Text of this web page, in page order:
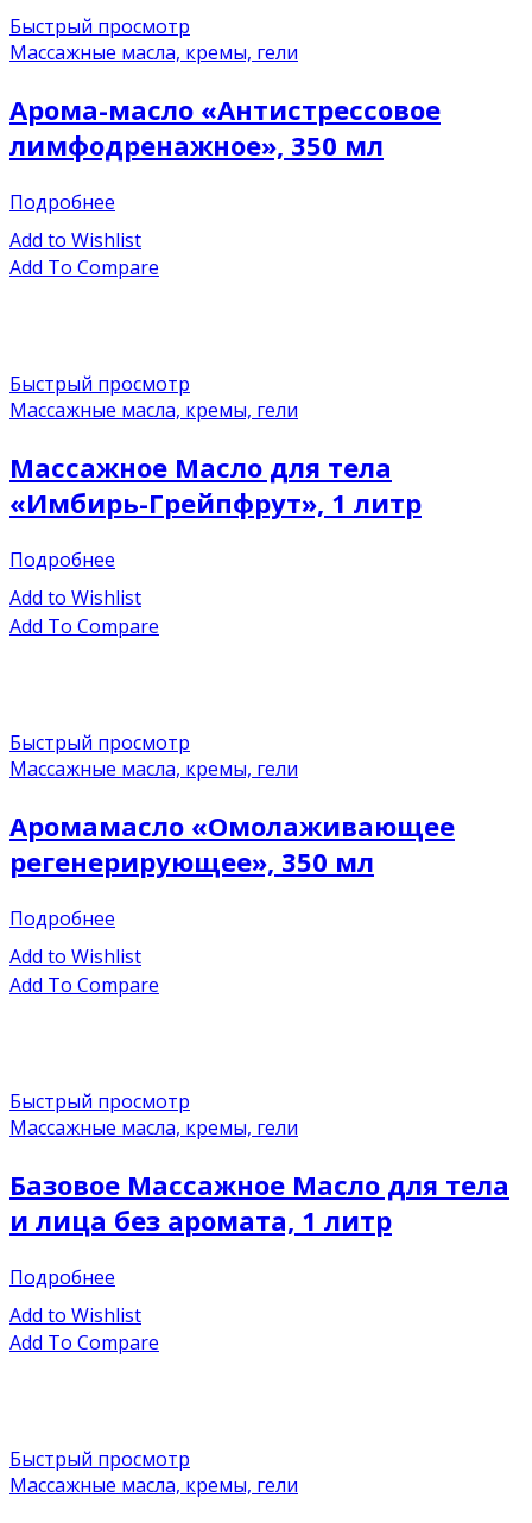
Быстрый просмотр
Массажные масла, кремы, гели
Арома-масло «Антистрессовое
лимфодренажное», 350 мл
Подробнее
Add to Wishlist
Add To Compare
Быстрый просмотр
Массажные масла, кремы, гели
Массажное Масло для тела
«Имбирь-Грейпфрут», 1 литр
Подробнее
Add to Wishlist
Add To Compare
Быстрый просмотр
Массажные масла, кремы, гели
Аромамасло «Омолаживающее
регенерирующее», 350 мл
Подробнее
Add to Wishlist
Add To Compare
Быстрый просмотр
Массажные масла, кремы, гели
Базовое Массажное Масло для тела
и лица без аромата, 1 литр
Подробнее
Add to Wishlist
Add To Compare
Быстрый просмотр
Массажные масла, кремы, гели